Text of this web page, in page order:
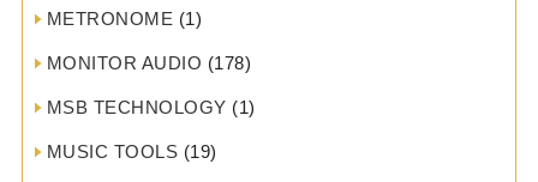
METRONOME (1)
MONITOR AUDIO (178)
MSB TECHNOLOGY (1)
MUSIC TOOLS (19)